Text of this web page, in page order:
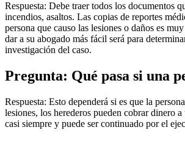
Respuesta: Debe traer todos los documentos
incendios, asaltos. Las copias de reportes
persona que causo las lesiones o daños es
dar a su abogado más fácil será para
investigación del caso.
Pregunta: Qué pasa si una
Respuesta: Esto dependerá si es que la
lesiones, los herederos pueden cobrar dinero
casi siempre y puede ser continuado por el